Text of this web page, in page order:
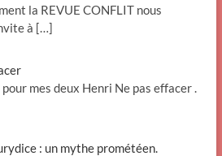
la REVUE CONFLIT nous
à […]
mes deux Henri Ne pas effacer .
: un mythe prométéen.